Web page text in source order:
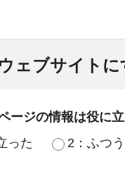
ェブサイト
ージの情報は役に
った
2：ふつう